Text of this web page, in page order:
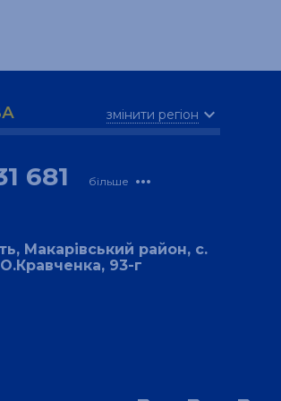
змінити регіон expand_more
681 більше more_horiz
Макарівський район, с.
93-г